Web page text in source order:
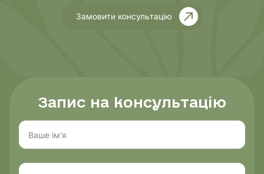
Замовити консультацію
Запис на консультацію